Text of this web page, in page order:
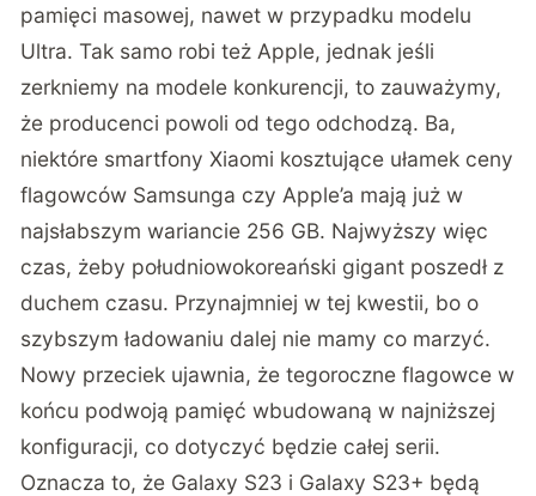
pamięci masowej, nawet w przypadku modelu
Ultra. Tak samo robi też Apple, jednak jeśli
zerkniemy na modele konkurencji, to zauważymy,
że producenci powoli od tego odchodzą. Ba,
niektóre smartfony Xiaomi kosztujące ułamek ceny
flagowców Samsunga czy Apple’a mają już w
najsłabszym wariancie 256 GB. Najwyższy więc
czas, żeby południowokoreański gigant poszedł z
duchem czasu. Przynajmniej w tej kwestii, bo o
szybszym ładowaniu dalej nie mamy co marzyć.
Nowy przeciek ujawnia, że tegoroczne flagowce w
końcu podwoją pamięć wbudowaną w najniższej
konfiguracji, co dotyczyć będzie całej serii.
Oznacza to, że Galaxy S23 i Galaxy S23+ będą